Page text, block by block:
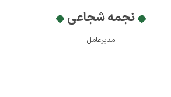
نجمه شجاعی
مدیرعامل